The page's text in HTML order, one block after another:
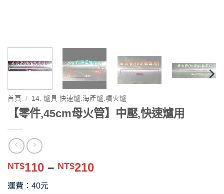
首頁 / 14. 爐具 快速爐.海產爐.噴火爐
【零件,45cm母火管】中壓,快速爐用
NT$110 – NT$210價
運費：40元